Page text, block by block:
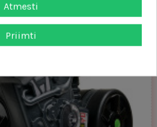
Atmesti
Priimti